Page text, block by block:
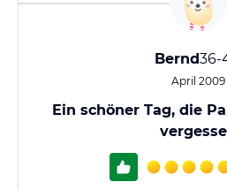
Bernd36-
April 2009
Ein schöner Tag, die